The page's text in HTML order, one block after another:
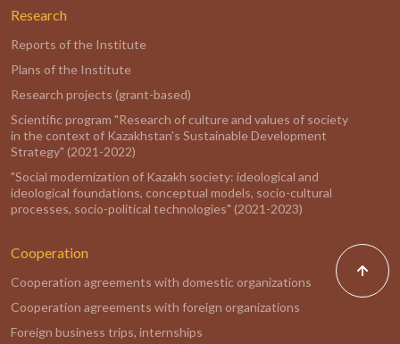
Research
Reports of the Institute
Plans of the Institute
Research projects (grant-based)
Scientific program "Research of culture and values of society
in the context of Kazakhstan's Sustainable Development
Strategy" (2021-2022)
"Social modernization of Kazakh society: ideological and
ideological foundations, conceptual models, socio-cultural
processes, socio-political technologies" (2021-2023)
Cooperation
Cooperation agreements with domestic organizations
Cooperation agreements with foreign organizations
Foreign business trips, internships